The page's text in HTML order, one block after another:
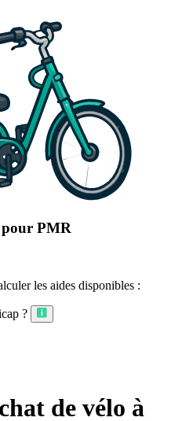
PMR
les aides disponibles :
?
de vélo à